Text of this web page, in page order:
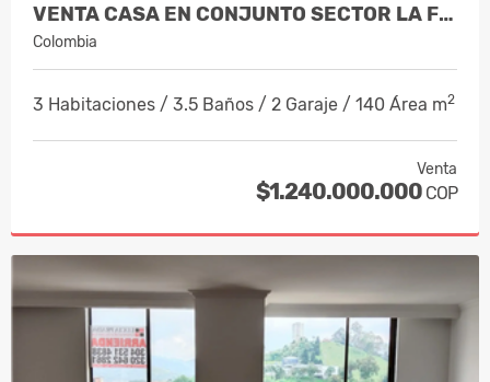
VENTA CASA EN CONJUNTO SECTOR LA FLORID…
Colombia
3 Habitaciones / 3.5 Baños / 2 Garaje / 140 Área m2
Venta
$1.240.000.000 COP